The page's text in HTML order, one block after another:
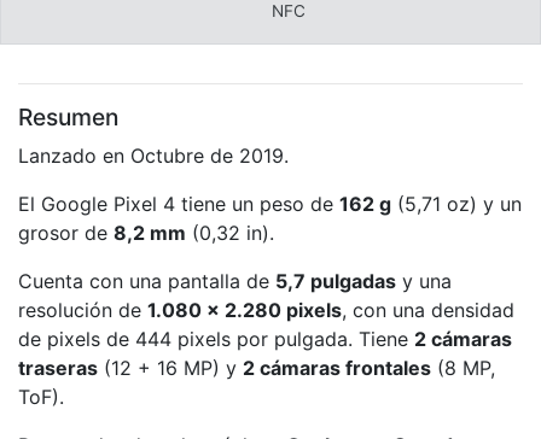
NFC
Resumen
Lanzado en Octubre de 2019.
El Google Pixel 4 tiene un peso de 162 g (5,71 oz) y un
grosor de 8,2 mm (0,32 in).
Cuenta con una pantalla de 5,7 pulgadas y una
resolución de 1.080 x 2.280 pixels, con una densidad
de pixels de 444 pixels por pulgada. Tiene 2 cámaras
traseras (12 + 16 MP) y 2 cámaras frontales (8 MP,
ToF).